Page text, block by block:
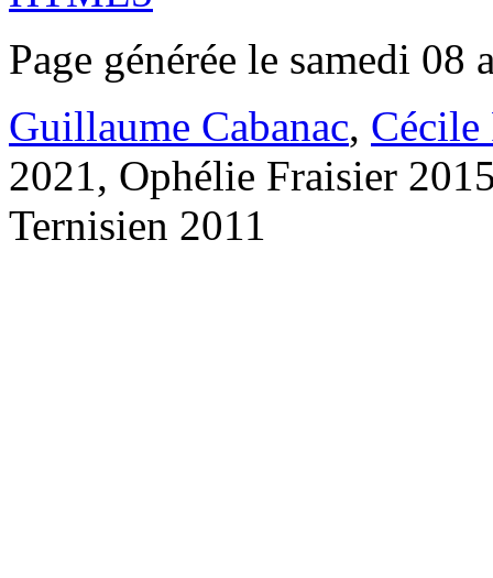
Page générée le samedi
Guillaume Cabanac, Cécile
2021, Ophélie Fraisier
Ternisien 2011